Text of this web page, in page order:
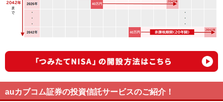
auカブコム証券の投資信託サービスのご紹介！